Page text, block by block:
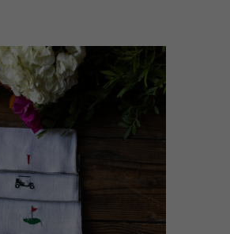
AÑADIR AL CARRITO